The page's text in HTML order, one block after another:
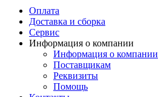
Оплата
Доставка и сборка
Сервис
Информация о компании
Информация о компании
Поставщикам
Реквизиты
Помощь